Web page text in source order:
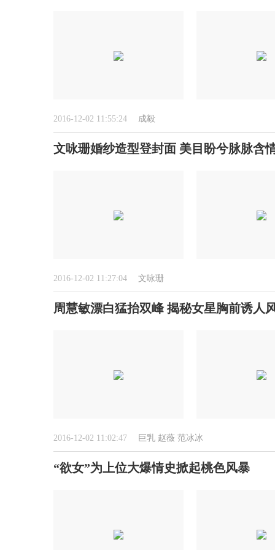
2016-12-02 11:55:24 成毅
文咏珊婚纱造型登封面 美目盼兮脉脉含
2016-12-02 11:27:04 文咏珊
周慧敏漂白猛抬双峰 揭秘女星胸前诱人
2016-12-02 11:02:47 巨乳 赵薇 范冰冰
“欲女”为上位大爆情史掀起桃色风暴